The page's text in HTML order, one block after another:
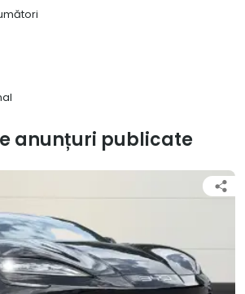
anunțuri publicate